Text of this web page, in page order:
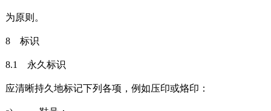
为原则。
8 标识
8.1 永久标识
应清晰持久地标记下列各项，例如压印或烙印：